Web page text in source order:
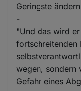
Geringste ändern.
-
"Und das wird
fortschreitenden
wegen, sondern
Gefahr eines